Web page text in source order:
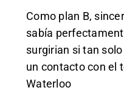
Como plan B,
sabía
surgirian si tan
un contacto con el
Waterloo